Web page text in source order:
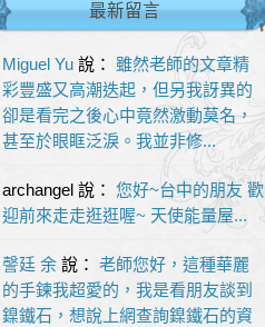
最新留言
Miguel Yu說： 雖然老師的文章精
彩豐盛又高潮迭起，但另我訝異的
卻是看完之後心中竟然激動莫名，
甚至於眼眶泛淚。我並非修...
archangel說： 您好~台中的朋友 歡
迎前來走走逛逛喔~ 天使能量屋...
謦廷 余說： 老師您好，這種華麗
的手鍊我超愛的，我是看朋友談到
鎳鐵石，想說上網查詢鎳鐵石的資